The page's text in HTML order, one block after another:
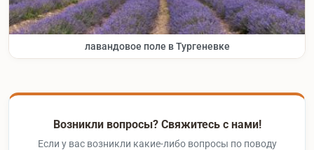
лавандовое поле в Тургеневке
Возникли вопросы? Свяжитесь с нами!
Если у вас возникли какие-либо вопросы по поводу